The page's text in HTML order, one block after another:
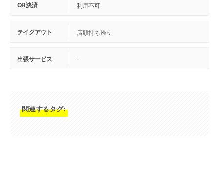
QR決済 利用不可
テイクアウト 店頭持ち帰り
出張サービス -
関連するタグ: